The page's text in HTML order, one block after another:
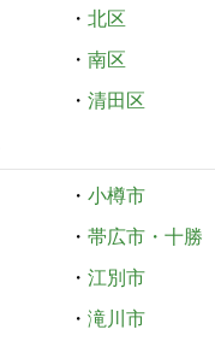
・ 北区
・ 南区
・ 清田区
・ 小樽市
・ 帯広市・十勝
・ 江別市
・ 滝川市